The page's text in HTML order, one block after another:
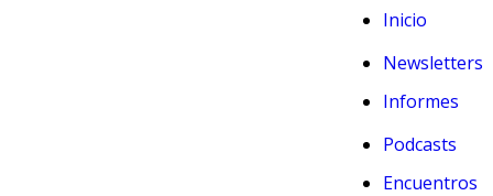
Inicio
Newsletters
Informes
Podcasts
Encuentros